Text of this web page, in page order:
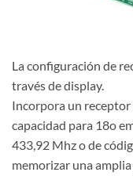
La configuración de
través de display.
Incorpora un
capacidad para 18o
433,92 Mhz o de
memorizar una